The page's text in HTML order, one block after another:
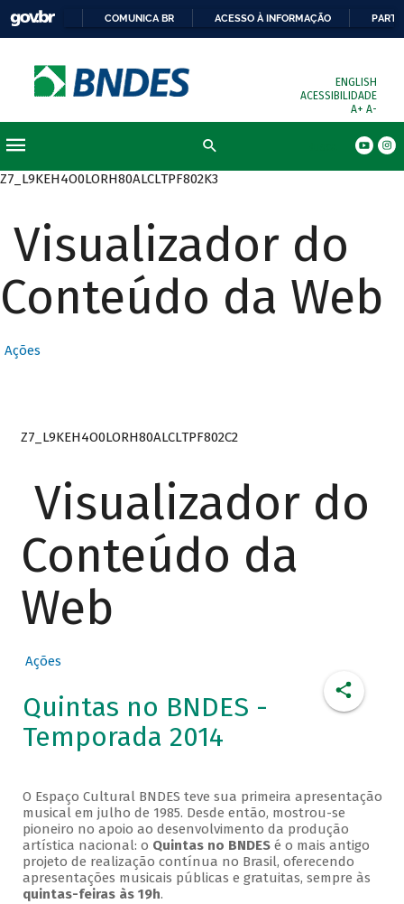
COMUNICA BR ACESSO À INFORMAÇÃO
ENGLISH
ACESSIBILIDADE
A+ A-
Z7_L9KEH4O0LORH80ALCLTPF802K3
Visualizador do
Conteúdo da Web
Ações
Z7_L9KEH4O0LORH80ALCLTPF802C2
Visualizador do
Conteúdo da
Web
Ações
Quintas no BNDES -
Temporada 2014
O Espaço Cultural BNDES teve sua primeira apresentação
musical em julho de 1985. Desde então, mostrou-se
pioneiro no apoio ao desenvolvimento da produção
artística nacional: o Quintas no BNDESé o mais antigo
projeto de realização contínua no Brasil, oferecendo
apresentações musicais públicas e gratuitas, sempre às
quintas-feiras às 19h.